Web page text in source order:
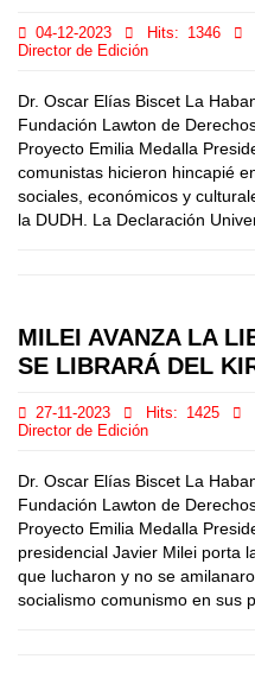
04-12-2023 Hits: 1346
Director de Edición
Dr. Oscar Elías Biscet La
Fundación Lawton de
Proyecto Emilia Medalla
comunistas hicieron hincapié
sociales, económicos y
la DUDH. La Declaración
MILEI AVANZA LA
SE LIBRARÁ DEL
27-11-2023 Hits: 1425
Director de Edición
Dr. Oscar Elías Biscet La
Fundación Lawton de
Proyecto Emilia Medalla
presidencial Javier Milei porta
que lucharon y no se
socialismo comunismo en sus